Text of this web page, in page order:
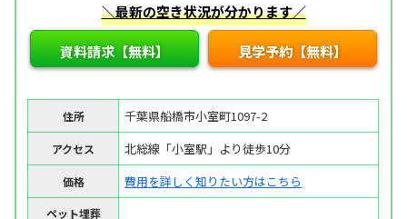
＼最新の空き状況が分かります／
資料請求【無料】 見学予約【無料】
住所 千葉県船橋市小室町1097-2
アクセス 北総線「小室駅」より徒歩10分
価格 費用を詳しく知りたい方はこちら
ペット埋葬